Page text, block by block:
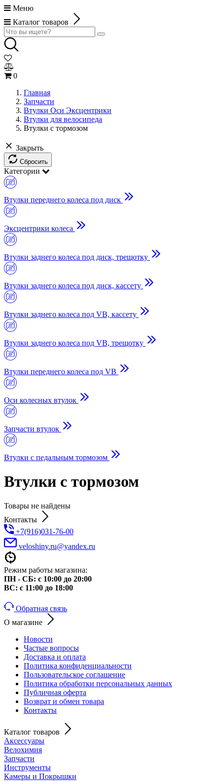
Меню
Каталог товаров
0
Главная
Запчасти
Втулки Оси Эксцентрики
Втулки для велосипеда
Втулки с тормозом
Закрыть
Сбросить
Категории
Втулки переднего колеса под диск
Эксцентрики колеса
Втулки заднего колеса под диск, трещотку
Втулки заднего колеса под диск, кассету
Втулки заднего колеса под VB, кассету
Втулки заднего колеса под VB, трещотку
Втулки переднего колеса под VB
Оси колесных втулок
Запчасти втулок
Втулки с педальным тормозом
Втулки с тормозом
Товары не найдены
Контакты
+7(916)031-76-00
veloshiny.ru@yandex.ru
Режим работы магазина:
ПН - СБ: с 10:00 до 20:00
ВС: с 11:00 до 18:00
Обратная связь
О магазине
Новости
Частые вопросы
Доставка и оплата
Политика конфиденциальности
Пользовательское соглашение
Политика обработки персональных данных
Публичная оферта
Возврат и обмен товара
Контакты
Каталог товаров
Аксессуары
Велохимия
Запчасти
Инструменты
Камеры и Покрышки